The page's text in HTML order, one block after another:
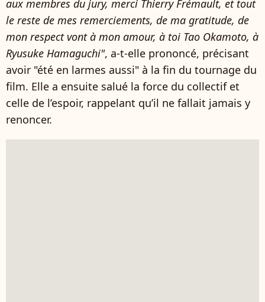
aux membres du jury, merci Thierry Frémault, et tout
le reste de mes remerciements, de ma gratitude, de
mon respect vont à mon amour, à toi Tao Okamoto, à
Ryusuke Hamaguchi", a-t-elle prononcé, précisant
avoir "été en larmes aussi" à la fin du tournage du
film. Elle a ensuite salué la force du collectif et
celle de l’espoir, rappelant qu’il ne fallait jamais y
renoncer.